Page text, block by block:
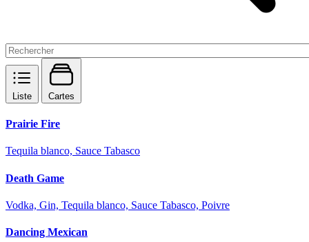
Liste Cartes
Prairie Fire
Tequila blanco, Sauce Tabasco
Death Game
Vodka, Gin, Tequila blanco, Sauce Tabasco, Poivre
Dancing Mexican